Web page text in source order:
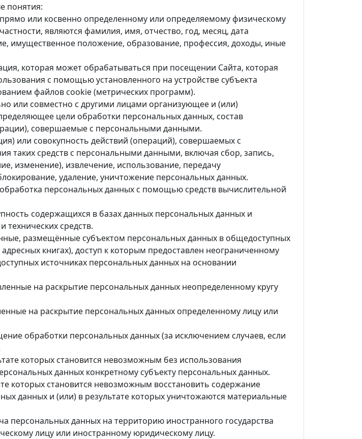
понятия:
или косвенно определенному или определяемому физическому
являются фамилия, имя, отчество, год, месяц, дата
имущественное положение, образование, профессия, доходы, иные
которая может обрабатываться при посещении Сайта, которая
с помощью установленного на устройстве субъекта
файлов cookie (метрических программ).
или совместно с другими лицами организующее и (или)
цели обработки персональных данных, состав
совершаемые с персональными данными.
или совокупность действий (операций), совершаемых с
таких средств с персональными данными, включая сбор, запись,
изменение), извлечение, использование, передачу
удаление, уничтожение персональных данных.
персональных данных с помощью средств вычислительной
содержащихся в базах данных персональных данных и
средств.
размещённые субъектом персональных данных в общедоступных
книгах), доступ к которым предоставлен неограниченному
источниках персональных данных на основании
на раскрытие персональных данных неопределенному кругу
на раскрытие персональных данных определенному лицу или
обработки персональных данных (за исключением случаев, если
которых становится невозможным без использования
данных конкретному субъекту персональных данных.
которых становится невозможным восстановить содержание
данных и (или) в результате которых уничтожаются материальные
персональных данных на территорию иностранного государства
лицу или иностранному юридическому лицу.